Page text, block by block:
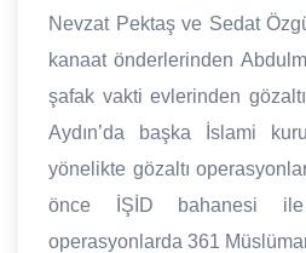
Nevzat Pektaş ve Sedat
kanaat önderlerinden
şafak vakti evlerinden
Aydın’da başka İslami
yönelikte gözaltı
önce İŞİD bahanesi
operasyonlarda 361